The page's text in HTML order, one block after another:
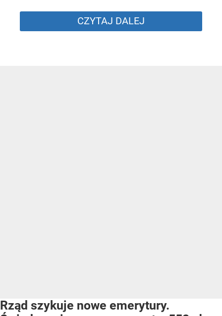
CZYTAJ DALEJ
Rząd szykuje nowe emerytury.